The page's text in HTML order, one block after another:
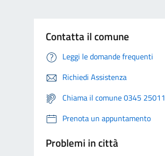
Contatta il comune
Leggi le domande frequenti
Richiedi Assistenza
Chiama il comune 0345 25011
Prenota un appuntamento
Problemi in città